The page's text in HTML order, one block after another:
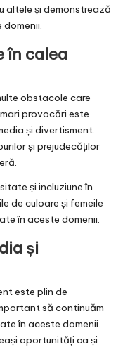
altele și demonstrează
în calea
obstacole care
provocări este
și divertisment.
și prejudecăților
și incluziune în
de culoare și femeile
în aceste domenii.
și
este plin de
să continuăm
în aceste domenii.
oportunități ca și